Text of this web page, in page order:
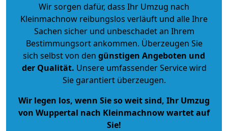
Wir sorgen dafür, dass Ihr Umzug nach
Kleinmachnow reibungslos verläuft und alle Ihre
Sachen sicher und unbeschadet an Ihrem
Bestimmungsort ankommen. Überzeugen Sie
sich selbst von den günstigen Angeboten und
der Qualität. Unsere umfassender Service wird
Sie garantiert überzeugen.
Wir legen los, wenn Sie so weit sind, Ihr Umzug
von Wuppertal nach Kleinmachnow wartet auf
Sie!